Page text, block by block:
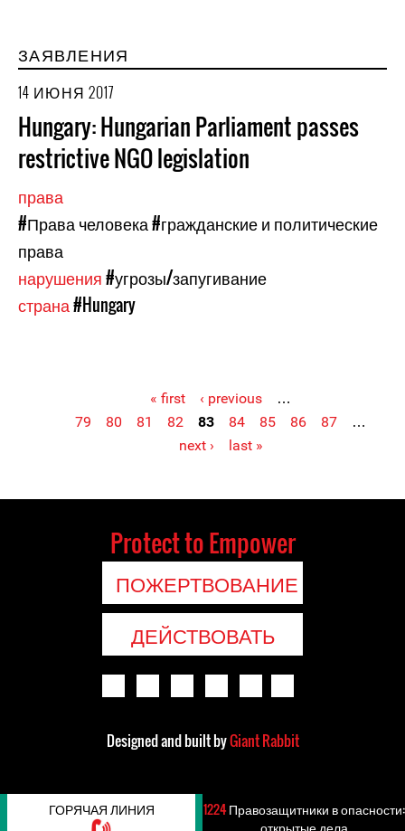
ЗАЯВЛЕНИЯ
14 ИЮНЯ 2017
Hungary: Hungarian Parliament passes
restrictive NGO legislation
права
#Права человека#гражданские и политические
права
нарушения#угрозы/запугивание
страна#Hungary
« first ‹ previous
…
79
80 81 82 83 84 85 86 87
…
next ›
last »
Protect to Empower
ПОЖЕРТВОВАНИЕ
ДЕЙСТВОВАТЬ
Designed and built byGiant Rabbit
ГОРЯЧАЯ ЛИНИЯ 1224Правозащитники в опасности:
открытые дела